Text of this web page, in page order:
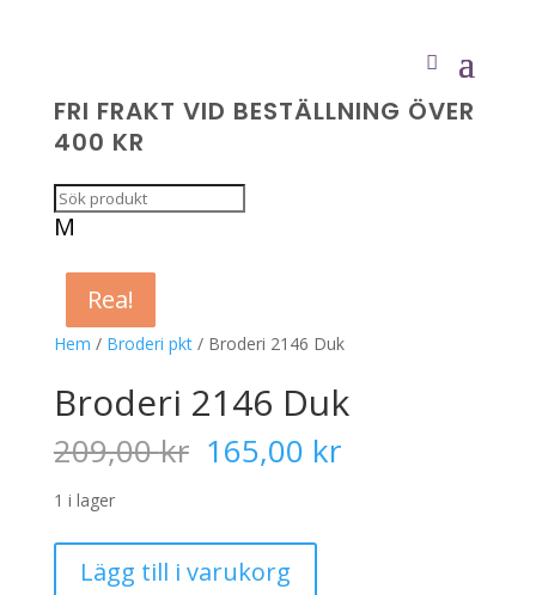
FRI FRAKT VID BESTÄLLNING ÖVER
400 KR
M
Hem / Broderi pkt/ Broderi 2146 Duk
Rea!
Broderi 2146 Duk
209,00kr Det
ursprungliga
var:
209,00 kr.
165,00 krDet
1 i lager
2146Lägg till i varukorg
Rea!
Rea!
Rea!